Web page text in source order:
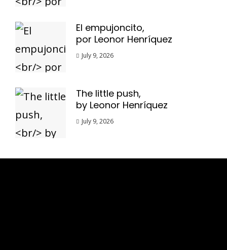
El empujoncito,
por Leonor Henríquez
July 9, 2026
The little push,
by Leonor Henríquez
July 9, 2026